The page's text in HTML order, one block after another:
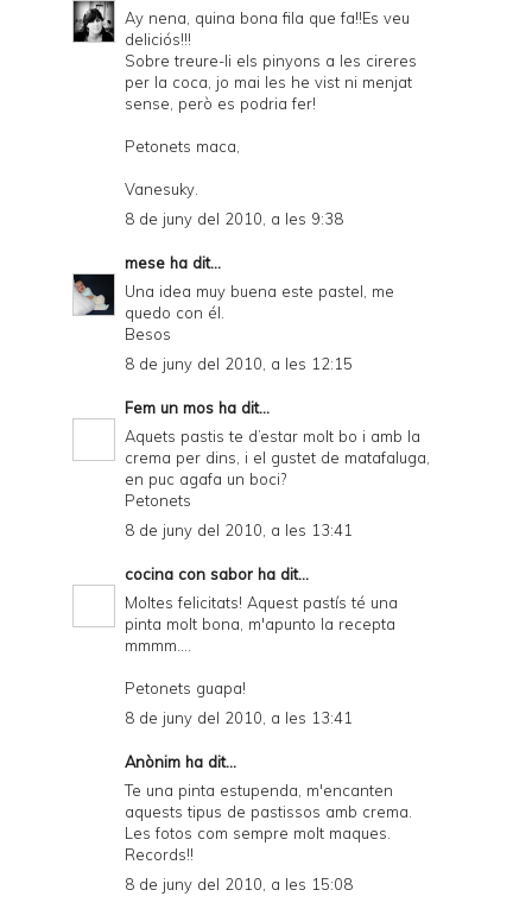
Ay nena, quina bona fila que fa!!Es veu
deliciós!!!
Sobre treure-li els pinyons a les cireres
per la coca, jo mai les he vist ni menjat
sense, però es podria fer!
Petonets maca,
Vanesuky.
8 de juny del 2010, a les 9:38
mese ha dit...
Una idea muy buena este pastel, me
quedo con él.
Besos
8 de juny del 2010, a les 12:15
Fem un mos ha dit...
Aquets pastis te d’estar molt bo i amb la
crema per dins, i el gustet de matafaluga,
en puc agafa un boci?
Petonets
8 de juny del 2010, a les 13:41
cocina con sabor ha dit...
Moltes felicitats! Aquest pastís té una
pinta molt bona, m'apunto la recepta
mmmm....
Petonets guapa!
8 de juny del 2010, a les 13:41
Anònim ha dit...
Te una pinta estupenda, m'encanten
aquests tipus de pastissos amb crema.
Les fotos com sempre molt maques.
Records!!
8 de juny del 2010, a les 15:08